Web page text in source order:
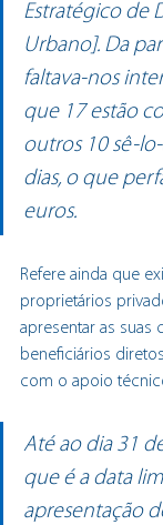
Estratégico de
Urbano]. Da
faltava-nos
que 17 estão
outros 10 sê-
dias, o que
euros.
Refere ainda que
proprietários
apresentar as suas
beneficiários
com o apoio
Até ao dia 31
que é a data
apresentação